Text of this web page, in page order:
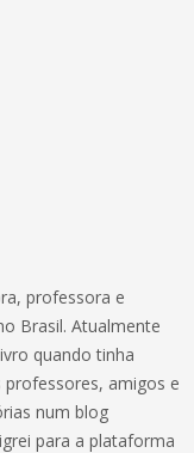
professora e
Brasil. Atualmente
quando tinha
professores, amigos e
num blog
para a plataforma